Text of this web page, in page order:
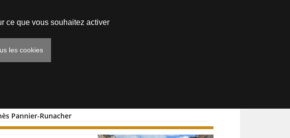
Pannier-Runacher
au
ce que vous souhaitez activer
les cookies